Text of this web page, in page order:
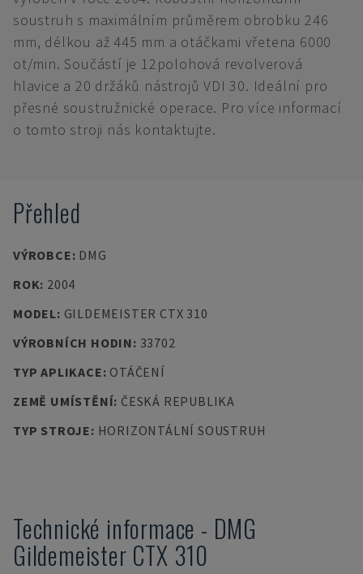
soustruh s maximálním průměrem obrobku 246
mm, délkou až 445 mm a otáčkami vřetena 6000
ot/min. Součástí je 12polohová revolverová
hlavice a 20 držáků nástrojů VDI 30. Ideální pro
přesné soustružnické operace. Pro více informací
o tomto stroji nás kontaktujte.
Přehled
VÝROBCE: DMG
ROK: 2004
MODEL: GILDEMEISTER CTX 310
VÝROBNÍCH HODIN: 33702
TYP APLIKACE: OTÁČENÍ
ZEMĚ UMÍSTĚNÍ: ČESKÁ REPUBLIKA
TYP STROJE: HORIZONTÁLNÍ SOUSTRUH
Technické informace - DMG
Gildemeister CTX 310